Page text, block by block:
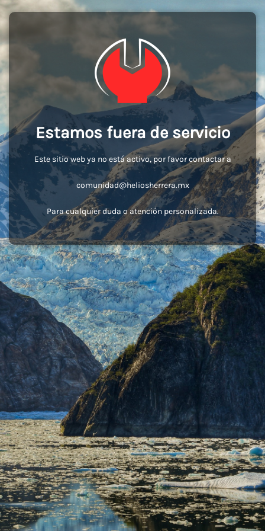
Estamos fuera de servicio
Este sitio web ya no está activo, por favor contactar a
comunidad@heliosherrera.mx
Para cualquier duda o atención personalizada.